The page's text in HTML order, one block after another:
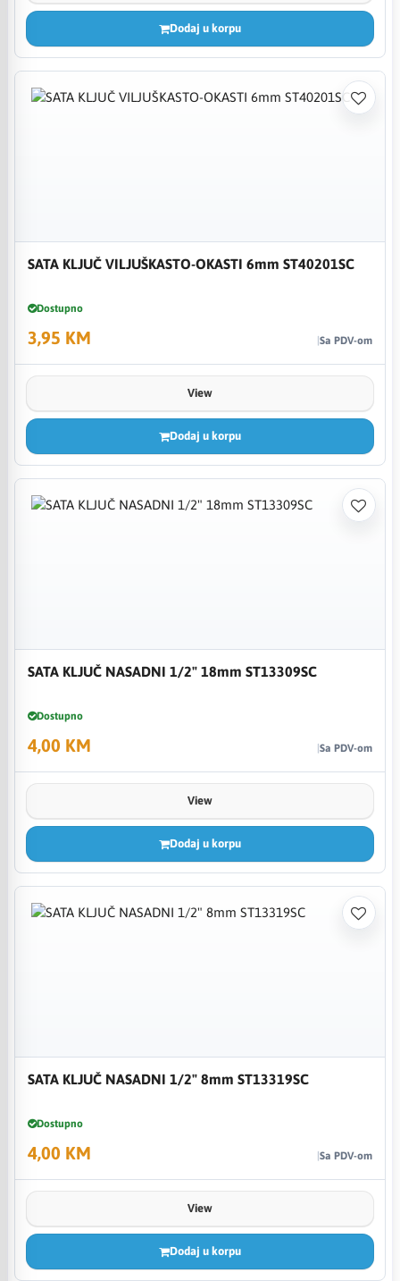
Dodaj u korpu
SATA KLJUČ VILJUŠKASTO-OKASTI 6mm ST40201SC
Dostupno
3,95 KM Sa PDV-om
View
Dodaj u korpu
SATA KLJUČ NASADNI 1/2" 18mm ST13309SC
Dostupno
4,00 KM Sa PDV-om
View
Dodaj u korpu
SATA KLJUČ NASADNI 1/2" 8mm ST13319SC
Dostupno
4,00 KM Sa PDV-om
View
Dodaj u korpu